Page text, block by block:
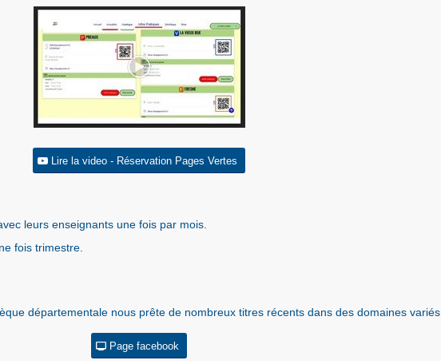
Lire la video - Réservation Pages Vertes
leurs enseignants une fois par mois.
fois trimestre.
départementale nous prête de nombreux titres récents dans des domaines variés.
Page facebook